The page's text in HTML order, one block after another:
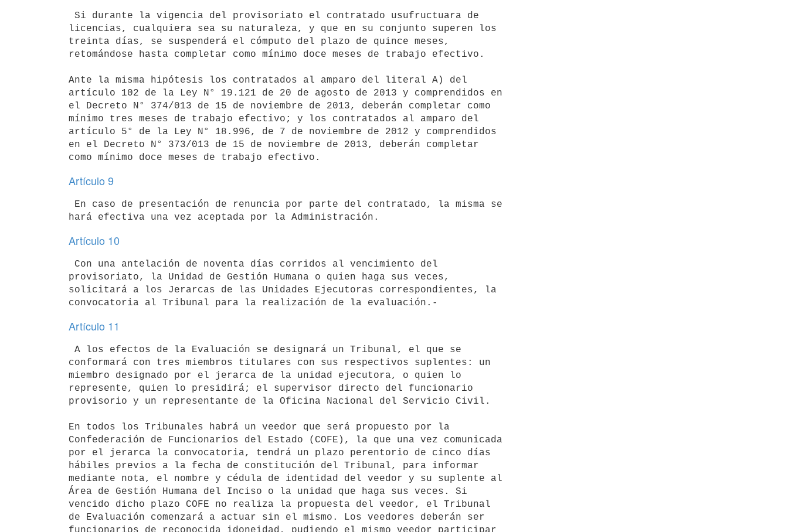
licencias, cualquiera sea su naturaleza, y que en su conjunto superen los
treinta días, se suspenderá el cómputo del plazo de quince meses,
retomándose hasta completar como mínimo doce meses de trabajo efectivo.
Ante la misma hipótesis los contratados al amparo del literal A) del
artículo 102 de la Ley N° 19.121 de 20 de agosto de 2013 y comprendidos en
el Decreto N° 374/013 de 15 de noviembre de 2013, deberán completar como
mínimo tres meses de trabajo efectivo; y los contratados al amparo del
artículo 5° de la Ley N° 18.996, de 7 de noviembre de 2012 y comprendidos
en el Decreto N° 373/013 de 15 de noviembre de 2013, deberán completar
Artículo 9
Artículo 10
provisoriato, la Unidad de Gestión Humana o quien haga sus veces,
solicitará a los Jerarcas de las Unidades Ejecutoras correspondientes, la
Artículo 11
conformará con tres miembros titulares con sus respectivos suplentes: un
miembro designado por el jerarca de la unidad ejecutora, o quien lo
represente, quien lo presidirá; el supervisor directo del funcionario
provisorio y un representante de la Oficina Nacional del Servicio Civil.
En todos los Tribunales habrá un veedor que será propuesto por la
Confederación de Funcionarios del Estado (COFE), la que una vez comunicada
por el jerarca la convocatoria, tendrá un plazo perentorio de cinco días
hábiles previos a la fecha de constitución del Tribunal, para informar
mediante nota, el nombre y cédula de identidad del veedor y su suplente al
Área de Gestión Humana del Inciso o la unidad que haga sus veces. Si
vencido dicho plazo COFE no realiza la propuesta del veedor, el Tribunal
de Evaluación comenzará a actuar sin el mismo. Los veedores deberán ser